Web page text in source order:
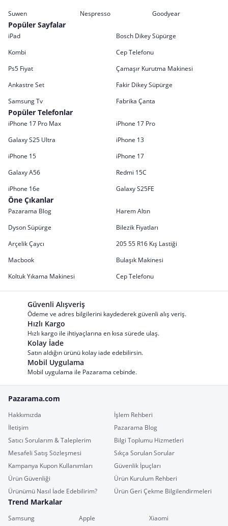
Suwen
Nespresso Goodyear
Popüler Sayfalar
iPad
Bosch Dikey Süpürge
Kombi
Cep Telefonu
Ps5 Fiyat
Çamaşır Kurutma Makinesi
Ankastre Set
Fakir Dikey Süpürge
Samsung Tv
Fabrika Çanta
Popüler Telefonlar
iPhone 17 Pro Max
iPhone 17 Pro
Galaxy S25 Ultra
iPhone 13
iPhone 15
iPhone 17
Galaxy A56
Redmi 15C
iPhone 16e
Galaxy S25FE
Öne Çıkanlar
Pazarama Blog
Harem Altın
Dyson Süpürge
Bilezik Fiyatları
Arçelik Çaycı
205 55 R16 Kış Lastiği
Macbook
Bulaşık Makinesi
Koltuk Yıkama Makinesi
Cep Telefonu
Güvenli Alışveriş
Ödeme ve adres bilgilerini kaydederek güvenli alış veriş.
Hızlı Kargo
Hızlı kargo ile ihtiyaçlarına en kısa sürede ulaş.
Kolay İade
Satın aldığın ürünü kolay iade edebilirsin.
Mobil Uygulama
Mobil uygulama ile Pazarama cebinde.
Pazarama.com
Hakkımızda
İşlem Rehberi
İletişim
Pazarama Blog
Satıcı Sorularım & Taleplerim
Bilgi Toplumu Hizmetleri
Mesafeli Satış Sözleşmesi
Sıkça Sorulan Sorular
Kampanya Kupon Kullanımları
Güvenlik İpuçları
Ürün Güvenliği
Ürün Kurulum Rehberi
Ürünümü Nasıl İade Edebilirim?
Ürün Geri Çekme Bilgilendirmeleri
Trend Markalar
Samsung Apple
Xiaomi